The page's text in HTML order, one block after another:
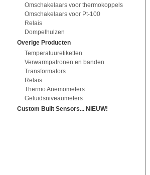
Omschakelaars voor thermokoppels
Omschakelaars voor Pt-100
Relais
Dompelhulzen
Overige Producten
Temperatuuretiketten
Verwarmpatronen en banden
Transformators
Relais
Thermo Anemometers
Geluidsniveaumeters
Custom Built Sensors... NIEUW!